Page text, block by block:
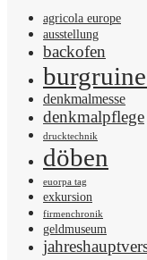
agricola europe
ausstellung
backofen
denkmalmesse
denkmalpflege
drucktechnik
döben
euorpa tag
exkursion
firmenchronik
geldmuseum